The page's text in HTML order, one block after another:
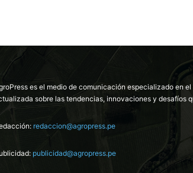
es el medio de comunicación especializado en
sobre las tendencias, innovaciones y desafíos
redaccion@agropress.pe
publicidad@agropress.pe